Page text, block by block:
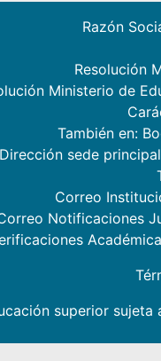
Razón
Resolución
Ministerio de
También en:
Dirección sede
Correo
Notificaciones
superior